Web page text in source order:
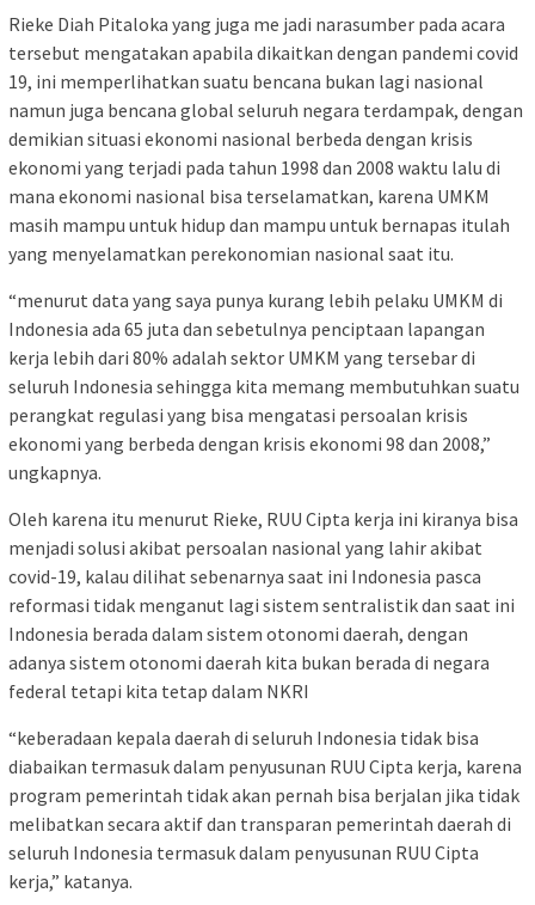
Rieke Diah Pitaloka yang juga me jadi narasumber pada acara
tersebut mengatakan apabila dikaitkan dengan pandemi covid
19, ini memperlihatkan suatu bencana bukan lagi nasional
namun juga bencana global seluruh negara terdampak, dengan
demikian situasi ekonomi nasional berbeda dengan krisis
ekonomi yang terjadi pada tahun 1998 dan 2008 waktu lalu di
mana ekonomi nasional bisa terselamatkan, karena UMKM
masih mampu untuk hidup dan mampu untuk bernapas itulah
yang menyelamatkan perekonomian nasional saat itu.
“menurut data yang saya punya kurang lebih pelaku UMKM di
Indonesia ada 65 juta dan sebetulnya penciptaan lapangan
kerja lebih dari 80% adalah sektor UMKM yang tersebar di
seluruh Indonesia sehingga kita memang membutuhkan suatu
perangkat regulasi yang bisa mengatasi persoalan krisis
ekonomi yang berbeda dengan krisis ekonomi 98 dan 2008,”
ungkapnya.
Oleh karena itu menurut Rieke, RUU Cipta kerja ini kiranya bisa
menjadi solusi akibat persoalan nasional yang lahir akibat
covid-19, kalau dilihat sebenarnya saat ini Indonesia pasca
reformasi tidak menganut lagi sistem sentralistik dan saat ini
Indonesia berada dalam sistem otonomi daerah, dengan
adanya sistem otonomi daerah kita bukan berada di negara
federal tetapi kita tetap dalam NKRI
“keberadaan kepala daerah di seluruh Indonesia tidak bisa
diabaikan termasuk dalam penyusunan RUU Cipta kerja, karena
program pemerintah tidak akan pernah bisa berjalan jika tidak
melibatkan secara aktif dan transparan pemerintah daerah di
seluruh Indonesia termasuk dalam penyusunan RUU Cipta
kerja,” katanya.